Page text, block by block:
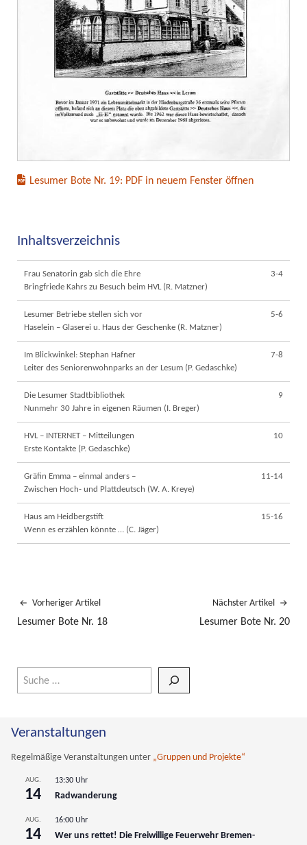
Lesumer Bote Nr. 19: PDF in neuem Fenster öffnen
Inhaltsverzeichnis
Frau Senatorin gab sich die Ehre
Bringfriede Kahrs zu Besuch beim HVL (R. Matzner)
3-4
Lesumer Betriebe stellen sich vor
Haselein – Glaserei u. Haus der Geschenke (R. Matzner)
5-6
Im Blickwinkel: Stephan Hafner
Leiter des Seniorenwohnparks an der Lesum (P. Gedaschke)
7-8
Die Lesumer Stadtbibliothek
Nunmehr 30 Jahre in eigenen Räumen (I. Breger)
9
HVL – INTERNET – Mitteilungen
Erste Kontakte (P. Gedaschke)
10
Gräfin Emma – einmal anders –
Zwischen Hoch- und Plattdeutsch (W. A. Kreye)
11-14
Haus am Heidbergstift
Wenn es erzählen könnte … (C. Jäger)
15-16
Vorheriger Artikel
Lesumer Bote Nr. 18
Nächster Artikel
Lesumer Bote Nr. 20
Veranstaltungen
Regelmäßige Veranstaltungen unter „Gruppen und Projekte“
AUG.
14
13:30 Uhr
Radwanderung
AUG.
14
16:00 Uhr
Wer uns rettet! Die Freiwillige Feuerwehr Bremen-